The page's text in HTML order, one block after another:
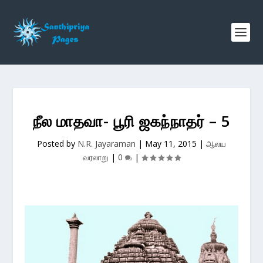
நீல மாதவா- பூரி ஜகந்நாதர் – 5
Posted by N.R. Jayaraman | May 11, 2015 | ஆலய
வரலாறு | 0 |